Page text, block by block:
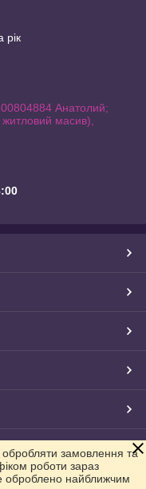
рік
Анатолий;
масив),
замовлення та
роботи зараз
оброблено найближчим